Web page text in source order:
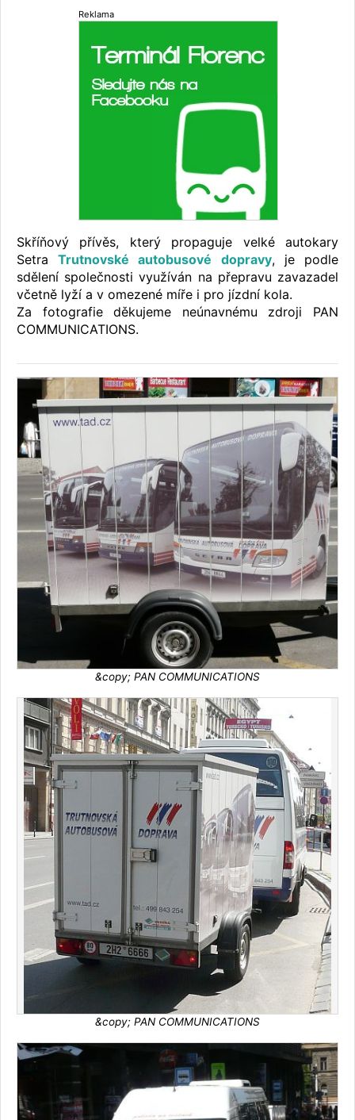
Reklama
Skříňový přívěs, který propaguje velké autokary
SetraTrutnovské autobusové dopravy, je podle
sdělení společnosti využíván na přepravu zavazadel
včetně lyží a v omezené míře i pro jízdní kola.
Za fotografie děkujeme neúnavnému zdroji PAN
COMMUNICATIONS.
&copy; PAN COMMUNICATIONS
&copy; PAN COMMUNICATIONS